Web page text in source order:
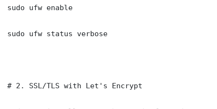
sudo ufw enable
sudo ufw status verbose
# 2. SSL/TLS with Let's Encrypt